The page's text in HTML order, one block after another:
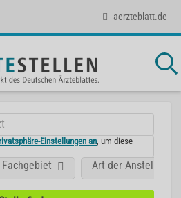
aerzteblatt.de
Einstellungen an , um diese
Fachgebiet Art der Anstellung